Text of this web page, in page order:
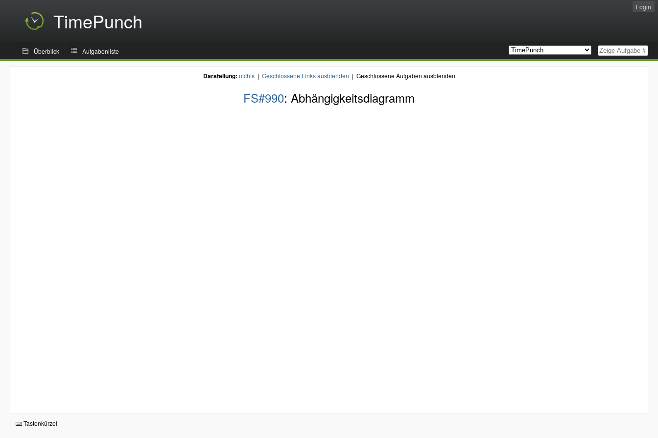
TimePunch
Login
Überblick Aufgabenliste
Darstellung: nichts| Geschlossene Links ausblenden | Geschlossene Aufgaben ausblenden
FS#990: Abhängigkeitsdiagramm
Tastenkürzel